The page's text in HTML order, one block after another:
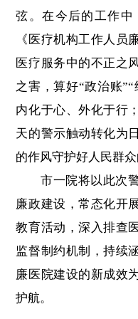
弦。在今后的工作
《医疗机构工作人员
医疗服务中的不正之
之害，算好“政治账
内化于心、外化于行
天的警示触动转化为
的作风守护好人民群众
市一院将以此次警
廉政建设，常态化开
教育活动，深入排查
监督制约机制，持续
廉医院建设的新成效
护航。